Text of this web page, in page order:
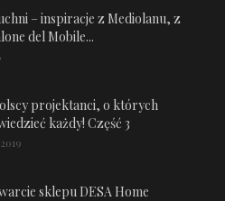
– inspiracje z Mediolanu, z
del Mobile...
projektanci, o których
każdy! Część 3
sklepu DESA Home